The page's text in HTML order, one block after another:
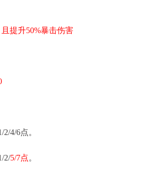
且提升50%暴击伤害
4/6点。
2/5/7点。